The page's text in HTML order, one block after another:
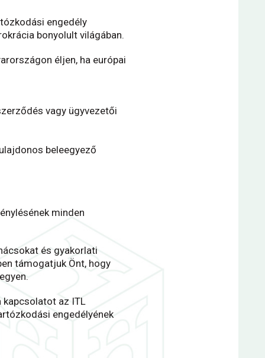
engedély
bonyolult világában.
éljen, ha európai
vagy ügyvezetői
beleegyező
minden
és gyakorlati
támogatjukÖnt, hogy
kapcsolatot az ITL
engedélyének